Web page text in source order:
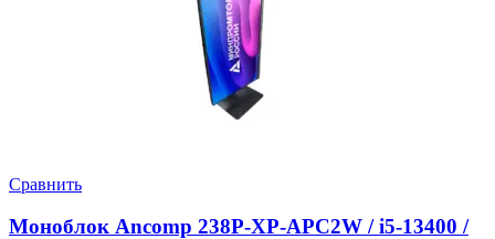
Сравнить
Моноблок Ancomp 238P-XP-APC2W / i5-13400 /